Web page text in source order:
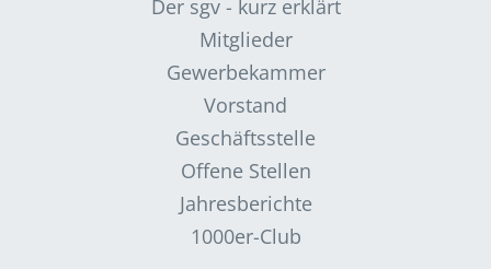
Der sgv - kurz erklärt
Mitglieder
Gewerbekammer
Vorstand
Geschäftsstelle
Offene Stellen
Jahresberichte
1000er-Club